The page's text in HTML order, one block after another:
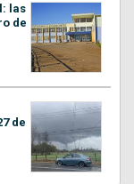
las
de
de